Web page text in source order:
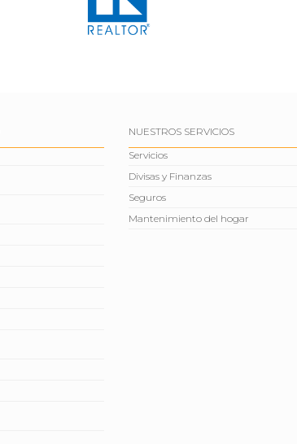
NUESTROS SERVICIOS
Servicios
Divisas y Finanzas
Seguros
Mantenimiento del hogar